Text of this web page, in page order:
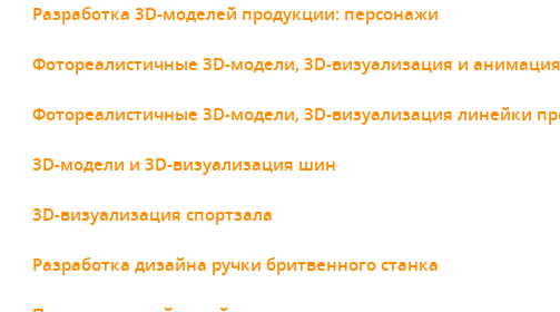
Разработка 3D-моделей продукции: персонажи
Фотореалистичные 3D-модели, 3D-визуализация и
Фотореалистичные 3D-модели, 3D-визуализация линейки
3D-модели и 3D-визуализация шин
3D-визуализация спортзала
Разработка дизайна ручки бритвенного станка